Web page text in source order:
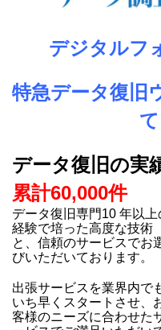
デジタルフ
特急データ復旧
データ復旧の実
累計60,000件
データ復旧専門10 年以上
経験で培った高度な技術
と、信頼のサービスでお
びいただいております。
出張サービスを業界内で
いち早くスタートさせ、
客様のニーズに合わせた